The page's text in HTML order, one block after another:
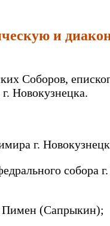
и
Соборов,
Новокузнецка.
г.
собора
Пимен (Сапрыкин);